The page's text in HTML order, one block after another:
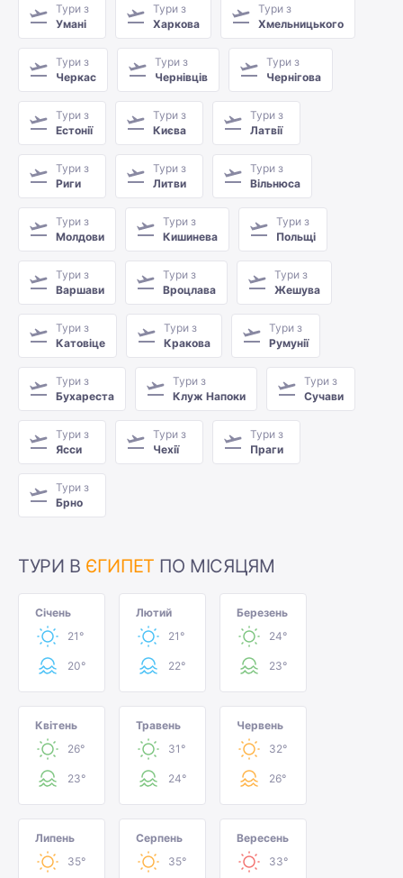
Тури з
Умані
Тури з
Харкова
Тури з
Хмельницького
Тури з
Черкас
Тури з
Чернівців
Тури з
Чернігова
Тури з
Естонії
Тури з
Києва
Тури з
Латвії
Тури з
Риги
Тури з
Литви
Тури з
Вільнюса
Тури з
Молдови
Тури з
Кишинева
Тури з
Польщі
Тури з
Варшави
Тури з
Вроцлава
Тури з
Жешува
Тури з
Катовіце
Тури з
Кракова
Тури з
Румунії
Тури з
Бухареста
Тури з
Клуж Напоки
Тури з
Сучави
Тури з
Ясси
Тури з
Чехії
Тури з
Праги
Тури з
Брно
ТУРИ В ЄГИПЕТ ПО МІСЯЦЯМ
Січень
21°
20°
Лютий
21°
22°
Березень
24°
23°
Квітень
26°
23°
Травень
31°
24°
Червень
32°
26°
Липень
35°
Серпень
35°
Вересень
33°